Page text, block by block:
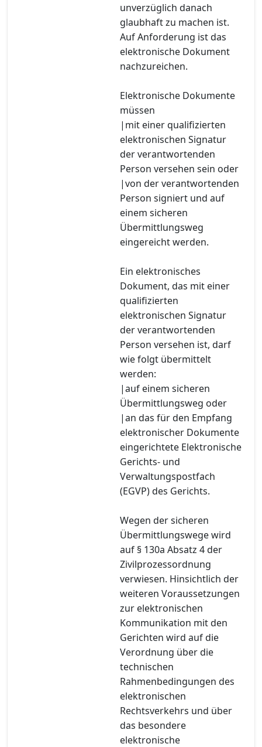
unverzüglich danach
glaubhaft zu machen ist.
Auf Anforderung ist das
elektronische Dokument
nachzureichen.
Elektronische Dokumente
müssen
|mit einer qualifizierten
elektronischen Signatur
der verantwortenden
Person versehen sein oder
|von der verantwortenden
Person signiert und auf
einem sicheren
Übermittlungsweg
eingereicht werden.
Ein elektronisches
Dokument, das mit einer
qualifizierten
elektronischen Signatur
der verantwortenden
Person versehen ist, darf
wie folgt übermittelt
werden:
|auf einem sicheren
Übermittlungsweg oder
|an das für den Empfang
elektronischer Dokumente
eingerichtete Elektronische
Gerichts- und
Verwaltungspostfach
(EGVP) des Gerichts.
Wegen der sicheren
Übermittlungswege wird
auf § 130a Absatz 4 der
Zivilprozessordnung
verwiesen. Hinsichtlich der
weiteren Voraussetzungen
zur elektronischen
Kommunikation mit den
Gerichten wird auf die
Verordnung über die
technischen
Rahmenbedingungen des
elektronischen
Rechtsverkehrs und über
das besondere
elektronische